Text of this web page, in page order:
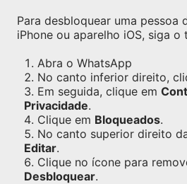
Para desbloquear uma pessoa
iPhone ou aparelho iOS, siga
Abra o WhatsApp
No canto inferior direito,
Em seguida, clique em
Privacidade.
Clique em Bloqueados.
No canto superior direito
Editar.
Clique no ícone para
Desbloquear.